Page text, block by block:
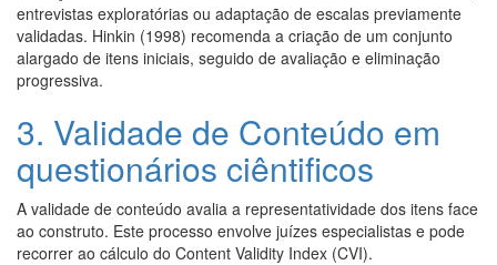
entrevistas exploratórias ou adaptação de escalas previamente
validadas. Hinkin (1998) recomenda a criação de um conjunto
alargado de itens iniciais, seguido de avaliação e eliminação
progressiva.
3. Validade de Conteúdo em
questionários ciêntificos
A validade de conteúdo avalia a representatividade dos itens face
ao construto. Este processo envolve juízes especialistas e pode
recorrer ao cálculo do Content Validity Index (CVI).